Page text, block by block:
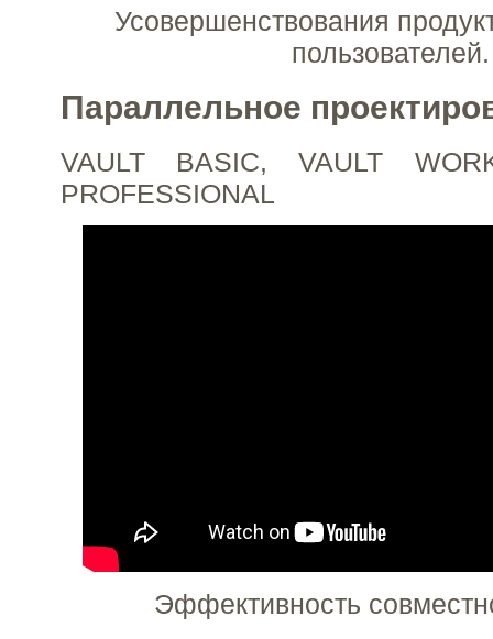
Усовершенствования
пользователей.
Параллельное
VAULT BASIC, VAULT
PROFESSIONAL
Эффективность